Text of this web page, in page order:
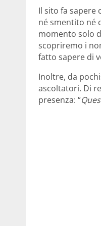
Il sito fa sapere
né smentito né
momento solo
scopriremo i
fatto sapere di
Inoltre, da
ascoltatori. Di
presenza: “